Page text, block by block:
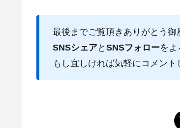
最後までご覧頂きありがとう
SNSシェアと SNSフォローをよ
もし宜しければ気軽にコメント